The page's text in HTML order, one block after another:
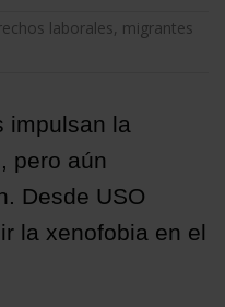
laborales, migrantes
impulsan la
pero aún
Desde USO
la xenofobia en el